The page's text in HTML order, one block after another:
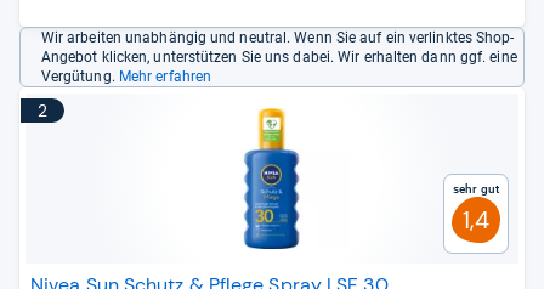
Wir arbeiten unabhängig und neutral. Wenn Sie auf ein verlinktes Shop-
Angebot klicken, unterstützen Sie uns dabei. Wir erhalten dann ggf. eine
Vergütung. Mehr erfahren
2
Sehr gut
1,4